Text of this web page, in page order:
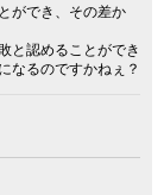
ができ、その差か
と認めることができ
なるのですかねぇ？